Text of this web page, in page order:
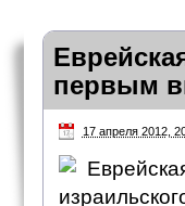
первым
17 апреля 2012,